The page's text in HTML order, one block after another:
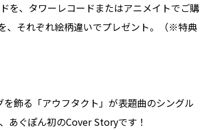
を、タワーレコードまたはアニメイトでご購
、それぞれ絵柄違いでプレゼント。（※特典
飾る「アウフタクト」が表題曲のシングル
あぐぽん初のCover Storyです！